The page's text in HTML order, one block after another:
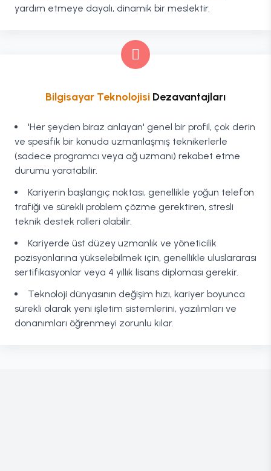
yardım etmeye dayalı, dinamik bir meslektir.
Bilgisayar Teknolojisi Dezavantajları
'Her şeyden biraz anlayan' genel bir profil, çok derin
ve spesifik bir konuda uzmanlaşmış teknikerlerle
(sadece programcı veya ağ uzmanı) rekabet etme
durumu yaratabilir.
Kariyerin başlangıç noktası, genellikle yoğun telefon
trafiği ve sürekli problem çözme gerektiren, stresli
teknik destek rolleri olabilir.
Kariyerde üst düzey uzmanlık ve yöneticilik
pozisyonlarına yükselebilmek için, genellikle uluslararası
sertifikasyonlar veya 4 yıllık lisans diploması gerekir.
Teknoloji dünyasının değişim hızı, kariyer boyunca
sürekli olarak yeni işletim sistemlerini, yazılımları ve
donanımları öğrenmeyi zorunlu kılar.